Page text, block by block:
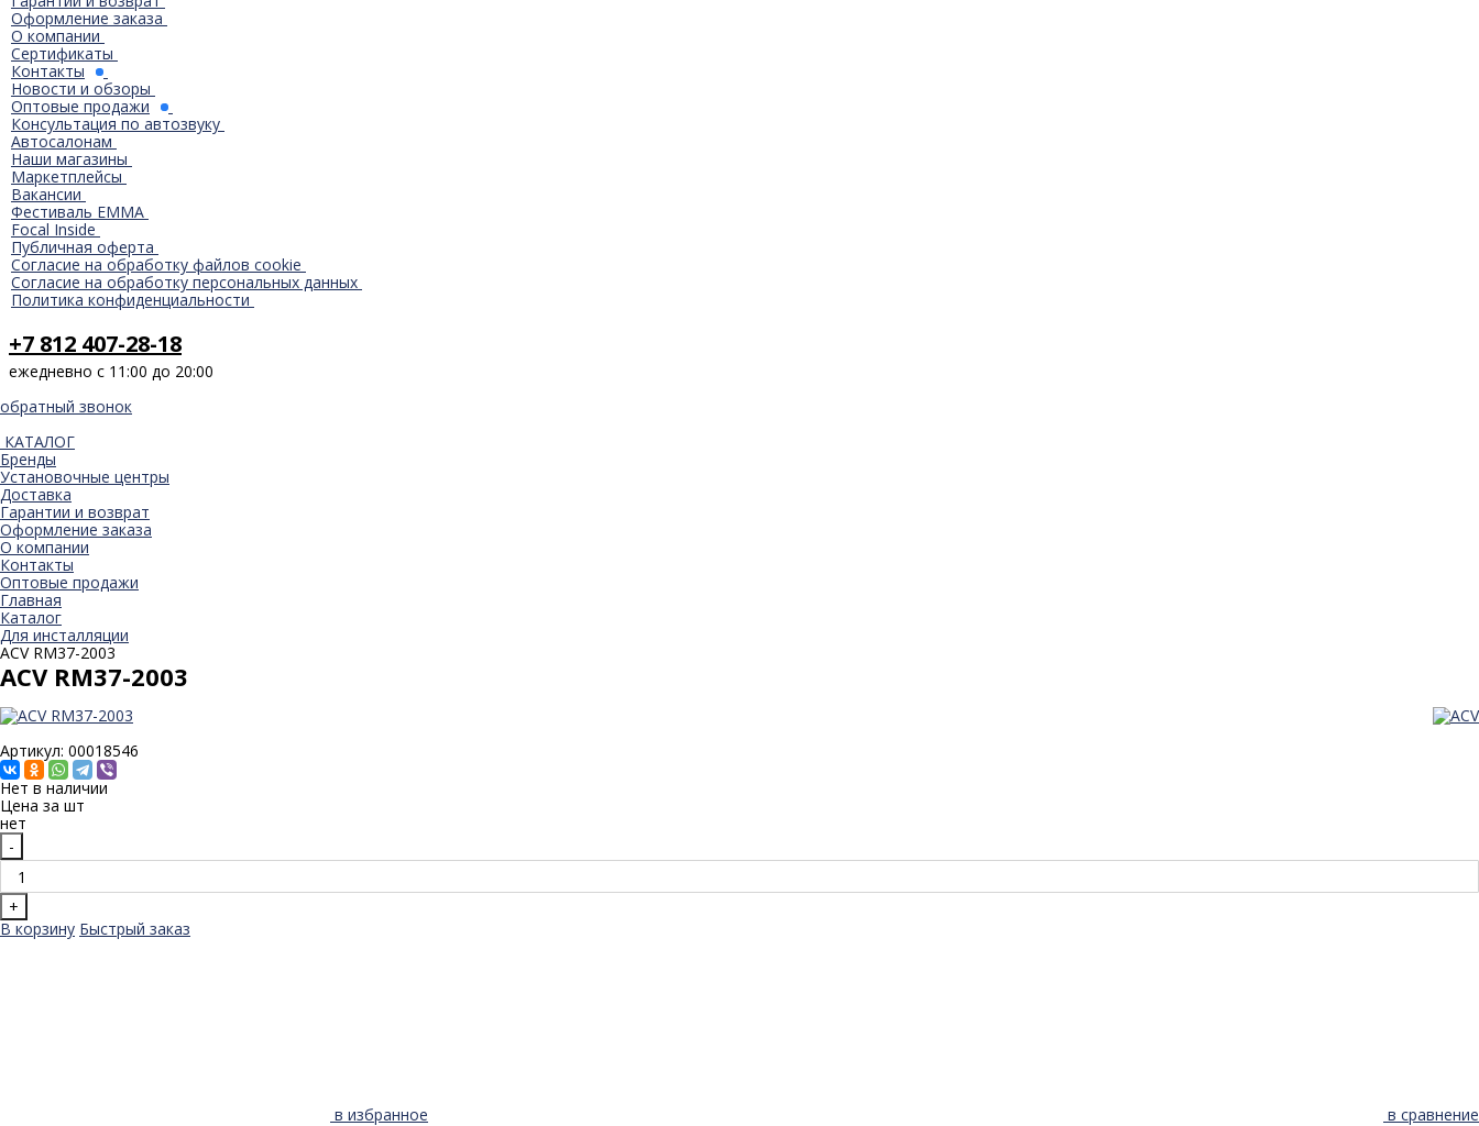
Оформление заказа
О компании
Сертификаты
Контакты
Новости и обзоры
Оптовые продажи
Консультация по автозвуку
Автосалонам
Наши магазины
Маркетплейсы
Вакансии
Фестиваль EMMA
Focal Inside
Публичная оферта
Согласие на обработку файлов cookie
Согласие на обработку персональных данных
Политика конфиденциальности
+7 812 407-28-18
ежедневно с 11:00 до 20:00
обратный звонок
КАТАЛОГ
Бренды
Установочные центры
Доставка
Гарантии и возврат
Оформление заказа
О компании
Контакты
Оптовые продажи
Главная
Каталог
Для инсталляции
ACV RM37-2003
ACV RM37-2003
Артикул: 00018546
Нет в наличии
Цена за шт
нет
-
+
В корзину Быстрый заказ
в избранное
в сравнение